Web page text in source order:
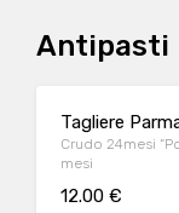
Antipasti
Tagliere
Crudo 24mesi
mesi
12.00 €